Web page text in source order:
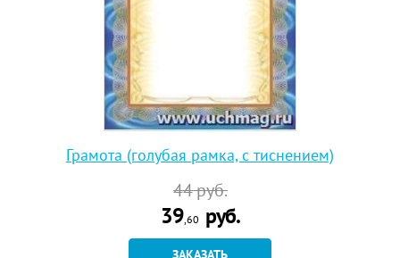
Грамота (голубая рамка, с тиснением)
44руб.
39,60 руб.
ЗАКАЗАТЬ